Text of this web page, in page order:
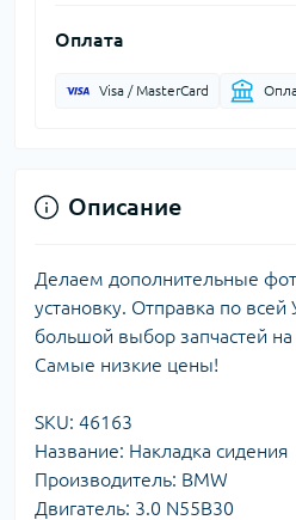
Оплата
Visa / MasterCard
Описание
Делаем дополнительные
установку. Отправка по
большой выбор запчастей
Самые низкие цены!
SKU: 46163
Название: Накладка сидения
Производитель: BMW
Двигатель: 3.0 N55B30